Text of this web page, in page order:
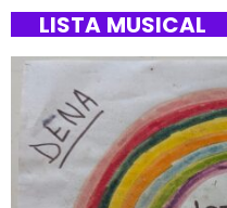
LISTA MUSICAL